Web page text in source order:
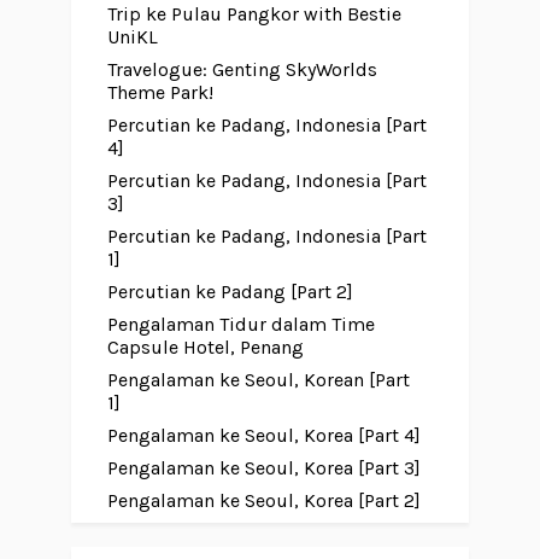
Trip ke Pulau Pangkor with Bestie
UniKL
Travelogue: Genting SkyWorlds
Theme Park!
Percutian ke Padang, Indonesia [Part
4]
Percutian ke Padang, Indonesia [Part
3]
Percutian ke Padang, Indonesia [Part
1]
Percutian ke Padang [Part 2]
Pengalaman Tidur dalam Time
Capsule Hotel, Penang
Pengalaman ke Seoul, Korean [Part
1]
Pengalaman ke Seoul, Korea [Part 4]
Pengalaman ke Seoul, Korea [Part 3]
Pengalaman ke Seoul, Korea [Part 2]